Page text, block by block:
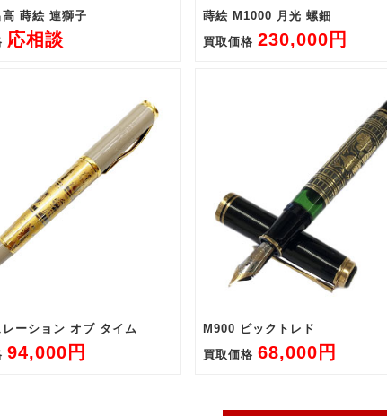
高 蒔絵 連獅子
応相談
蒔絵 M1000 月光 螺鈿
買取価格 230,000円
レーション オブ タイム
94,000円
M900 ビックトレド
買取価格 68,000円